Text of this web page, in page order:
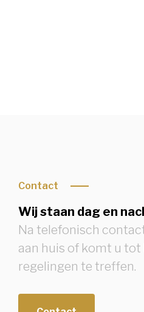
Contact
Wij staan dag en
Na telefonisch
aan huis of komt u tot
regelingen te treffen.